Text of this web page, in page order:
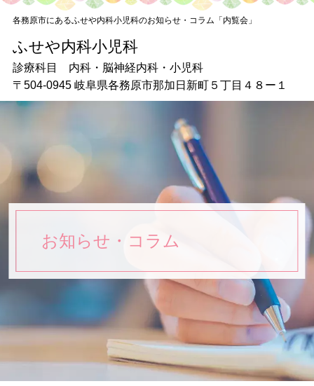
各務原市にあるふせや内科小児科のお知らせ・コラム「内覧会」
ふせや内科小児科
診療科目 内科・脳神経内科・小児科
〒504-0945 岐阜県各務原市那加日新町５丁目４８ー１
お知らせ・コラム
ふせや内科小児科
〒504-0945 岐阜県各務原市那加日新町５丁目４８ー１
■受付時間
午前9：00～12：00 午後15：45～18：30
土・日 午前9：00～12：00
お問い合わせ
058-372-8007
ふせや内科小児科について
脳神経内科疾患